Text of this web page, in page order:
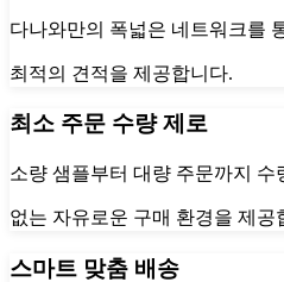
다나와만의 폭넓은 네트워크를
최적의 견적을 제공합니다.
최소 주문 수량 제로
소량 샘플부터 대량 주문까지 수
없는 자유로운 구매 환경을 제공
스마트 맞춤 배송